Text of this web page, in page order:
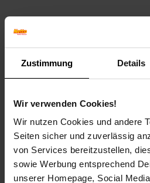
Zustimmung Details
Wir verwenden Cookies!
Wir nutzen Cookies und andere
Seiten sicher und zuverlässig
von Services bereitzustellen,
sowie Werbung entsprechend
unserer Homepage, Social
Hinweis: Aus Gründen der
wir im Textverlauf die männliche
Selbstverständlich sind bei Netto